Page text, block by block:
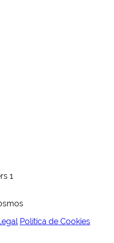
1
Política de Cookies